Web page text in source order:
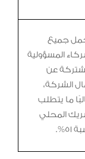
جميع
المسؤولية
عن
الشركة،
ما يتطلب
المحلي
51%.